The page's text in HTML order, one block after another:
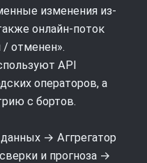
изменения из-
онлайн‑поток
/ отменен».
API
операторов, а
с бортов.
→ Аггрегатор
и прогноза →